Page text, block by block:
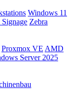
Windows 11
Zebra
Proxmox VE AMD
Server 2025